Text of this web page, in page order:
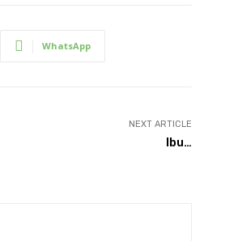
WhatsApp
NEXT ARTICLE
Ibu…